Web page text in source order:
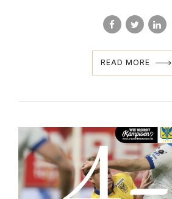
READ MORE